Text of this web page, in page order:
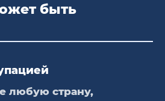
быть
любую страну,